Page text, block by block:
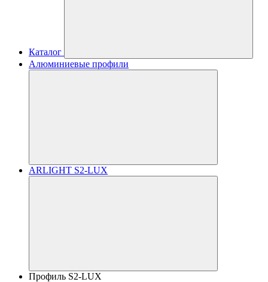
Каталог
Алюминиевые профили
ARLIGHT S2-LUX
Профиль S2-LUX